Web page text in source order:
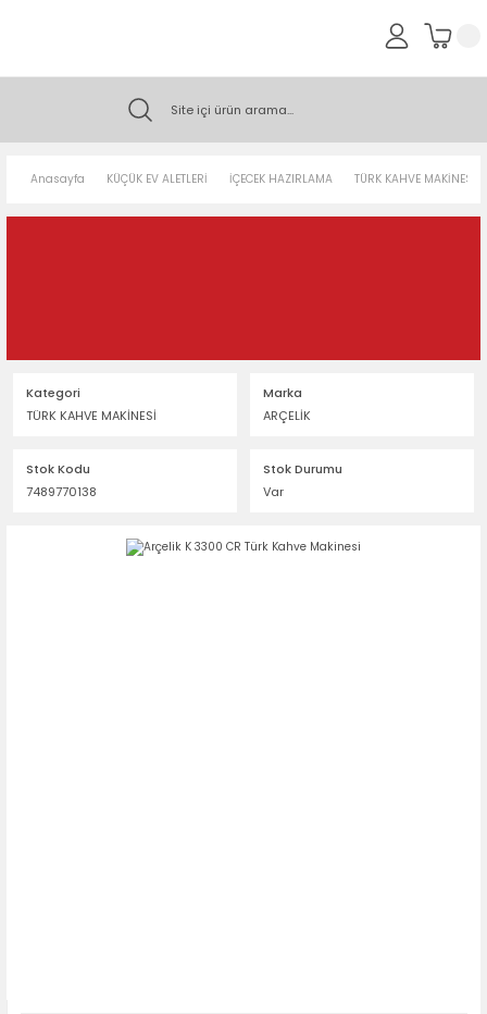
Anasayfa KÜÇÜK EV ALETLERİ İÇECEK HAZIRLAMA TÜRK KAHVE MAKİNESİ
Kategori
TÜRK KAHVE MAKİNESİ
Marka
ARÇELİK
Stok Kodu
7489770138
Stok Durumu
Var